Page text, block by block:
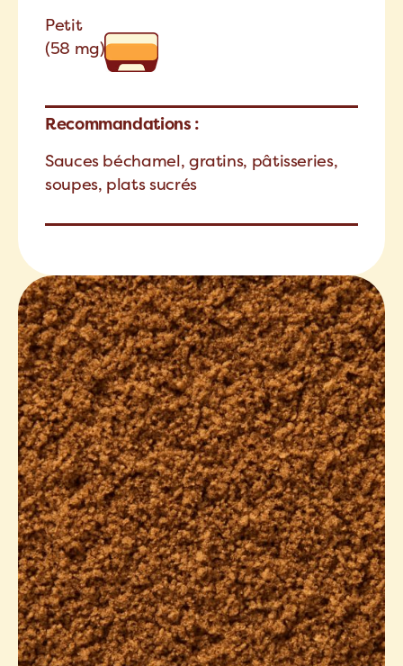
Petit
(58 mg)
Recommandations :
Sauces béchamel, gratins, pâtisseries,
soupes, plats sucrés